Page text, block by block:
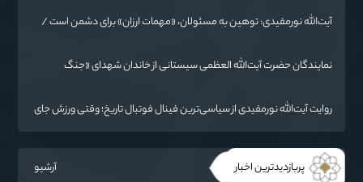
آیت‌الله نورمفیدی: توهین به مسئولان، «مهمات ارزان» برای دشمن است /
نمایندگان حضرت آیت‌الله العظمی سیستانی از خاندان شهدای «جنگ
روایت آیت‌الله نورمفیدی از سیاسی‌ترین فینال فوتبال تاریخ؛ وقتی ورزش جای
پربازدیدترین اخبار آرشیو